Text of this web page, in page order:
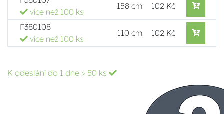
více než 100 ks
158 cm 102 Kč
F380108
více než 100 ks
110 cm 102 Kč
K odeslání do 1 dne > 50 ks